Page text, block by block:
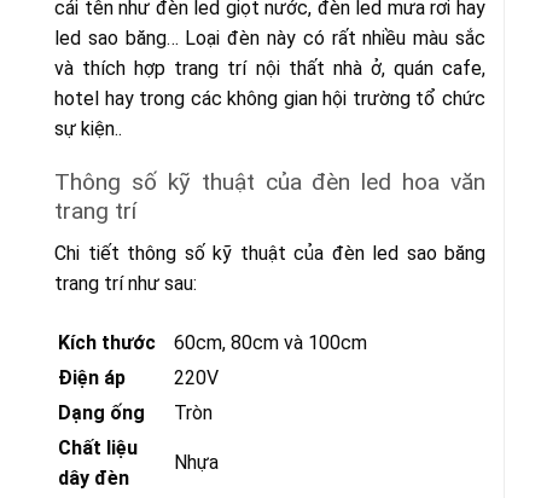
cái tên như đèn led giọt nước, đèn led mưa rơi hay
led sao băng… Loại đèn này có rất nhiều màu sắc
và thích hợp trang trí nội thất nhà ở, quán cafe,
hotel hay trong các không gian hội trường tổ chức
sự kiện..
Thông số kỹ thuật của đèn led hoa văn
trang trí
Chi tiết thông số kỹ thuật của đèn led sao băng
trang trí như sau:
Kích thước
60cm, 80cm và 100cm
Điện áp
220V
Dạng ống
Tròn
Chất liệu
dây đèn
Nhựa